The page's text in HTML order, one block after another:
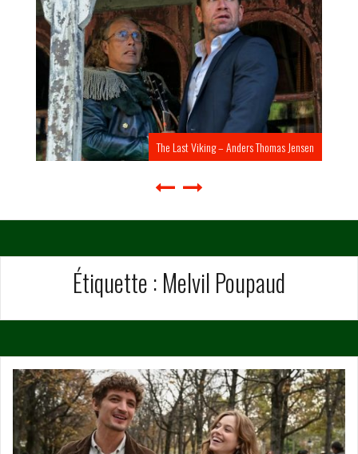
The Last Viking – Anders Thomas Jensen
Étiquette : Melvil Poupaud